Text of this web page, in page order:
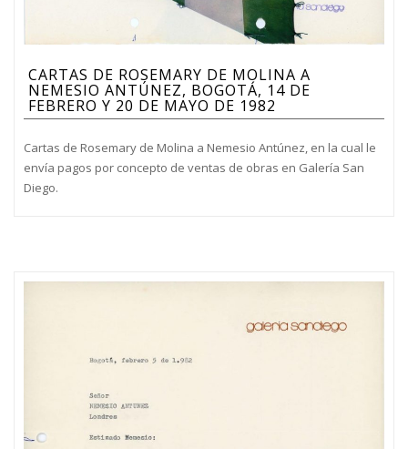
CARTAS DE ROSEMARY DE MOLINA A
NEMESIO ANTÚNEZ, BOGOTÁ, 14 DE
FEBRERO Y 20 DE MAYO DE 1982
Cartas de Rosemary de Molina a Nemesio Antúnez, en la cual le
envía pagos por concepto de ventas de obras en Galería San
Diego.